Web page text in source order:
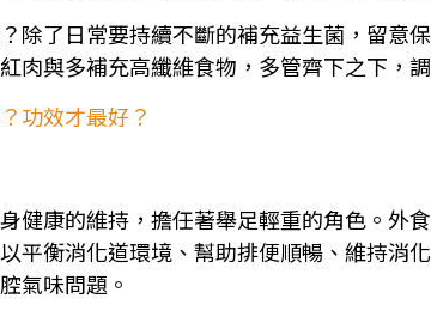
除了日常要持續不斷的補充益生菌，留意
肉與多補充高纖維食物，多管齊下之下，
功效才最好？
健康的維持，擔任著舉足輕重的角色。外
平衡消化道環境、幫助排便順暢、維持消
氣味問題。